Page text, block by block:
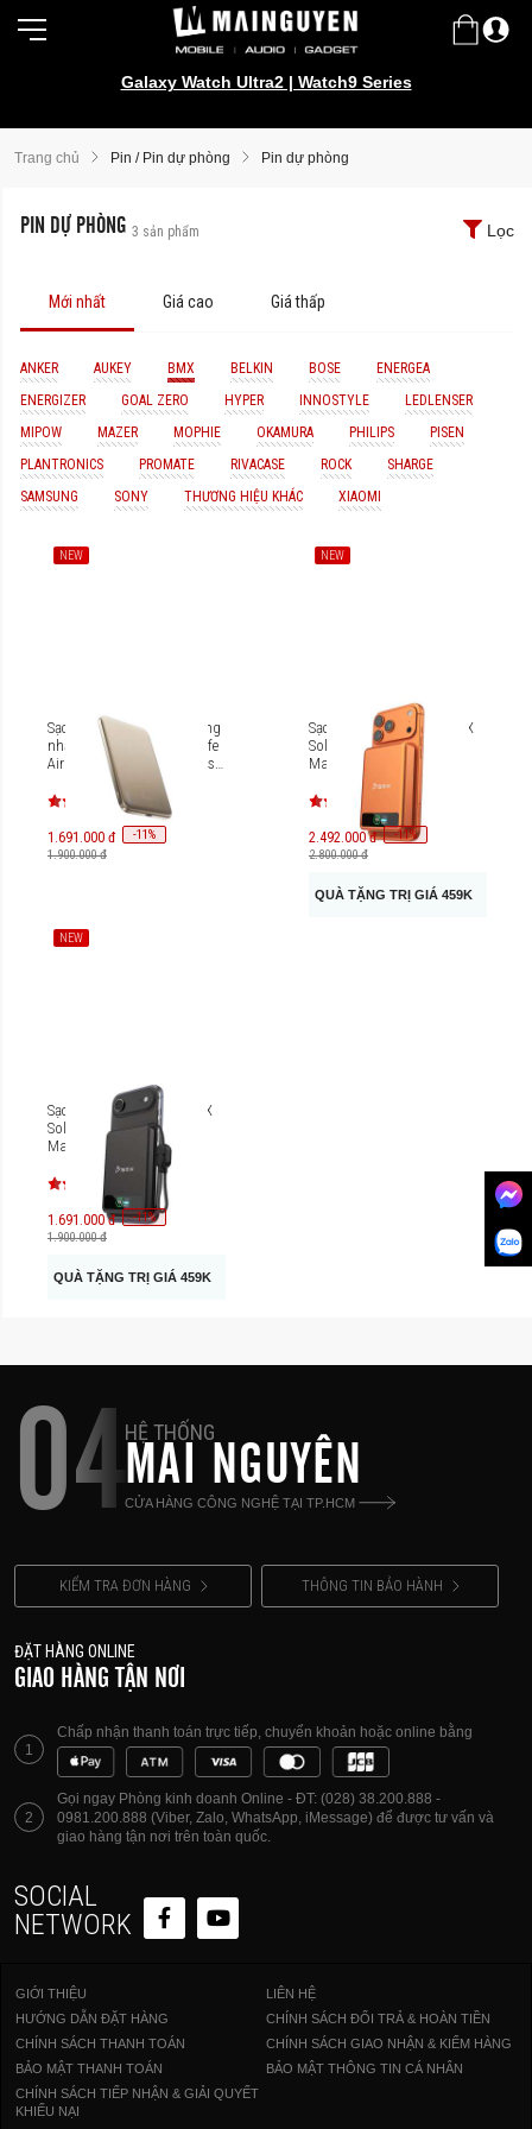
Galaxy Watch Ultra2 | Watch9 Series
Trang chủ Pin / Pin dự phòng Pin dự phòng
PIN DỰ PHÒNG 3 sản phẩm Lọc
Mới nhất Giá cao Giá thấp
ANKER AUKEY BMX BELKIN BOSE
ENERGEA
ENERGIZER
GOAL ZERO HYPER INNOSTYLE
LEDLENSER
MIPOW
MAZER MOPHIE OKAMURA PHILIPS
PISEN
PLANTRONICS
PROMATE RIVACASE ROCK
SHARGE
SAMSUNG
SONY THƯƠNG HIỆU KHÁC XIAOMI
NEW
Sạc dự phòng thể rắn mỏng
nhất thế giới BMX SolidSafe
Air Titanium 5K Qi2 Wireless
Magnetic Power Bank B3-05
1.691.000 đ -11%
1.900.000 đ
NEW
Sạc dự phòng thể rắn BMX
SolidSafe 10000mAh Qi2
MagSafe B939-10
2.492.000 đ -11%
2.800.000 đ
QUÀ TẶNG TRỊ GIÁ 459K
NEW
Sạc dự phòng thể rắn BMX
SolidSafe 5000mAh Qi2
MagSafe B939-05
1.691.000 đ -11%
1.900.000 đ
QUÀ TẶNG TRỊ GIÁ 459K
04HỆ THỐNG
MAI NGUYÊN
CỬA HÀNG CÔNG NGHỆ TẠI TP.HCM
KIỂM TRA ĐƠN HÀNG THÔNG TIN BẢO HÀNH
ĐẶT HÀNG ONLINE
GIAO HÀNG TẬN NƠI
1
Chấp nhận thanh toán trực tiếp, chuyển khoản hoặc online bằng
2
Gọi ngay Phòng kinh doanh Online - ĐT: (028) 38.200.888 -
0981.200.888 (Viber, Zalo, WhatsApp, iMessage) để được tư vấn và
giao hàng tận nơi trên toàn quốc.
SOCIAL
NETWORK
GIỚI THIỆU
LIÊN HỆ
HƯỚNG DẪN ĐẶT HÀNG
CHÍNH SÁCH ĐỔI TRẢ & HOÀN TIỀN
CHÍNH SÁCH THANH TOÁN
CHÍNH SÁCH GIAO NHẬN & KIỂM HÀNG
BẢO MẬT THANH TOÁN
BẢO MẬT THÔNG TIN CÁ NHÂN
CHÍNH SÁCH TIẾP NHẬN & GIẢI QUYẾT
KHIẾU NẠI